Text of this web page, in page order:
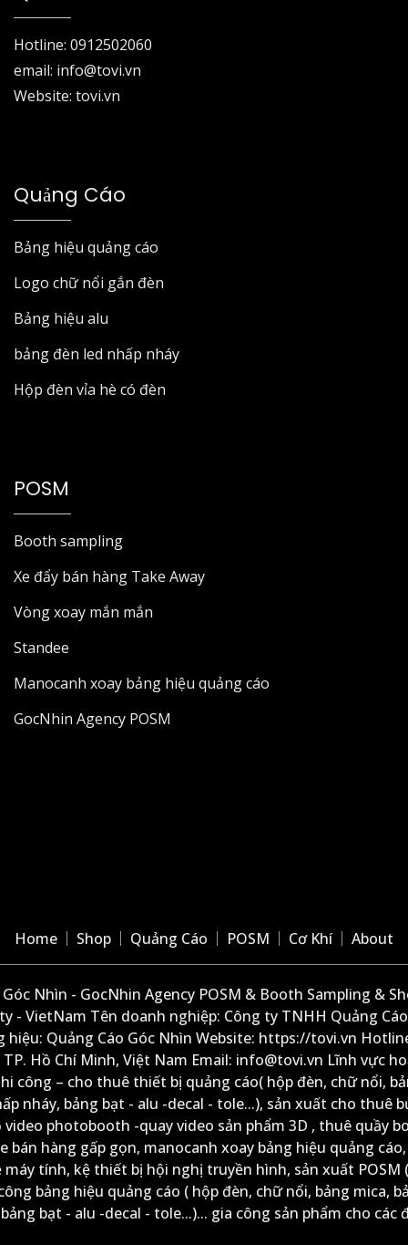
Hotline: 0912502060
email: info@tovi.vn
Website: tovi.vn
Quảng Cáo
Bảng hiệu quảng cáo
Logo chữ nổi gắn đèn
Bảng hiệu alu
bảng đèn led nhấp nháy
Hộp đèn vỉa hè có đèn
POSM
Booth sampling
Xe đẩy bán hàng Take Away
Vòng xoay mắn mắn
Standee
Manocanh xoay bảng hiệu quảng cáo
GocNhin Agency POSM
Home Shop Quảng Cáo POSM Cơ Khí About
Nhìn - GocNhin Agency POSM & Booth Sampling &
- VietNam Tên doanh nghiệp: Công ty TNHH Quảng
Quảng Cáo Góc Nhìn Website: https://tovi.vn
Hồ Chí Minh, Việt Nam Email: info@tovi.vn Lĩnh vực
công – cho thuê thiết bị quảng cáo( hộp đèn, chữ nổi,
nháy, bảng bạt - alu -decal - tole...), sản xuất cho thuê
photobooth -quay video sản phẩm 3D , thuê quầy
bán hàng gấp gọn, manocanh xoay bảng hiệu quảng
tính, kệ thiết bị hội nghị truyền hình, sản xuất POSM
bảng hiệu quảng cáo ( hộp đèn, chữ nổi, bảng mica,
bạt - alu -decal - tole...)... gia công sản phẩm cho các